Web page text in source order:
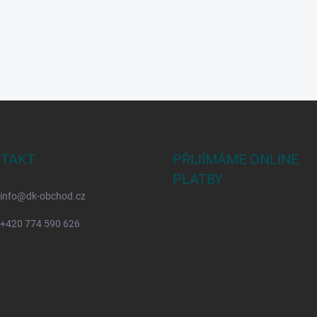
info@dk-obchod.cz
+420 774 590 626
PŘIJÍMÁME ONLINE
PLATBY